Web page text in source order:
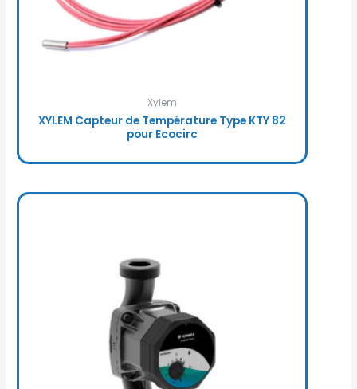
Xylem
XYLEM Capteur de Température Type KTY 82
pour Ecocirc